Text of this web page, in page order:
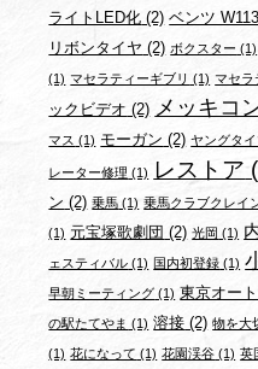
ライトLED化 (2) ベンツ W113
リボンタイヤ (2) ボクスター (1)
(1) マセラティーギブリ (1) マセラ
ックビデオ (2) メッキコ
マス (1) モーガン (2) ヤングタ
レーター修理 (1) レストア
ン (2) 乗馬 (1) 乗馬クラブクレイ
(1) 元宝塚歌劇団 (2) 光岡 (1)
ェスティバル (1) 国内初登録 (1)
早朝ミーティング (1) 東京オー
の駅たてやま (1) 溶接 (2) 物を大
(1) 花になって (1) 花園渓谷 (1) 英